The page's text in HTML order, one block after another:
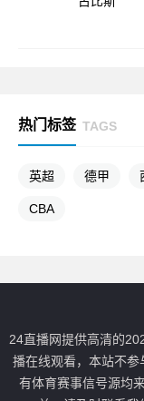
热门标签 TAGS
英超 德甲
CBA
24直播网提供高清的
播在线观看，本站不
有体育赛事信号源均